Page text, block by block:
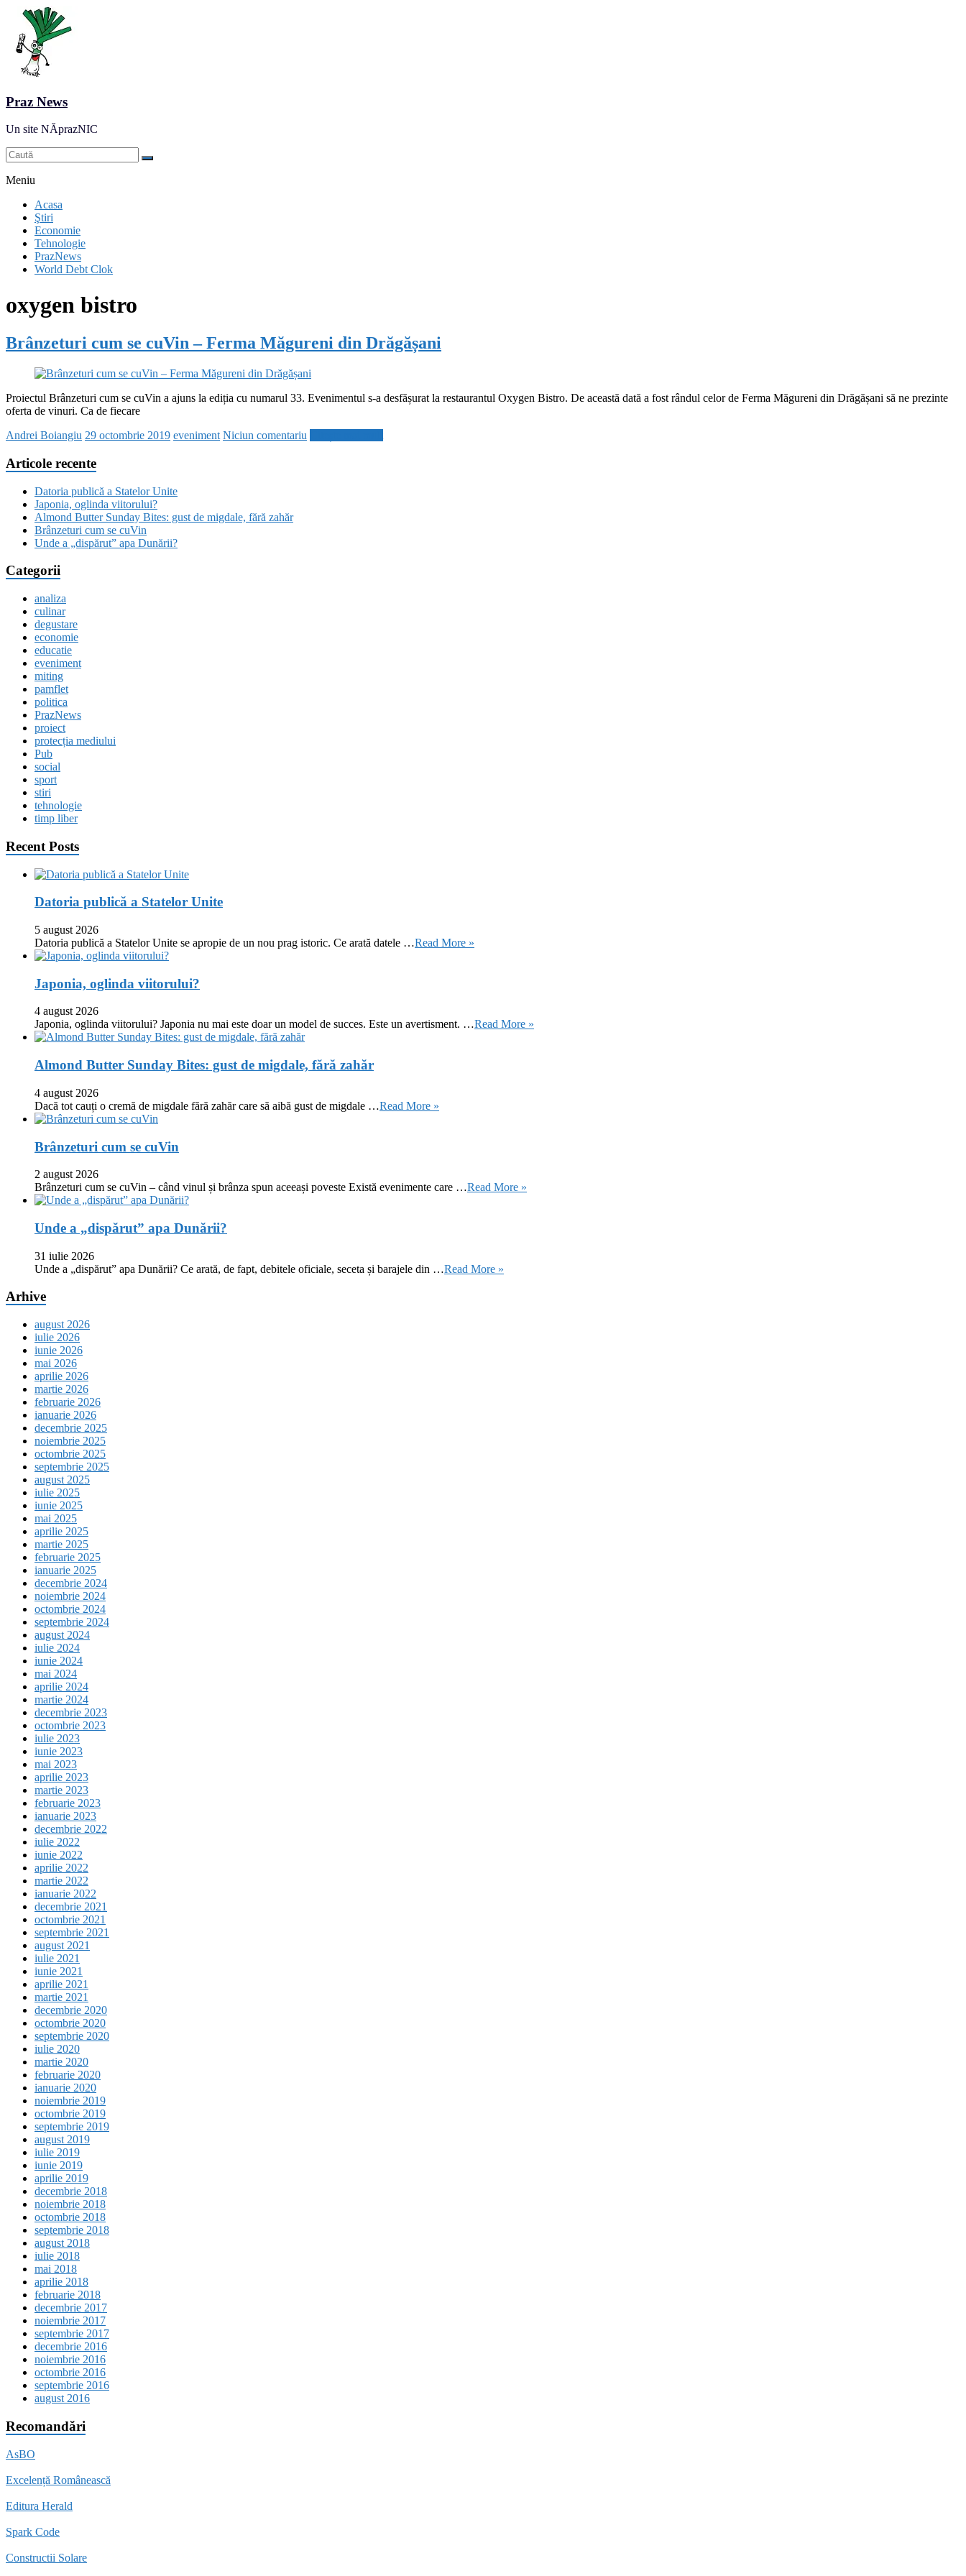
Praz News
Un site NĂprazNIC
Meniu
Acasa
Ştiri
Economie
Tehnologie
PrazNews
World Debt Clok
oxygen bistro
Brânzeturi cum se cuVin – Ferma Măgureni din Drăgășani
Proiectul Brânzeturi cum se cuVin a ajuns la ediția cu numarul 33. Evenimentul s-a desfășurat la restaurantul Oxygen Bistro. De această dată a fost rândul celor de Ferma Măgureni din Drăgășani să ne prezinte
oferta de vinuri. Ca de fiecare
Andrei Boiangiu 29 octombrie 2019 eveniment Niciun comentariu
Articole recente
Datoria publică a Statelor Unite
Japonia, oglinda viitorului?
Almond Butter Sunday Bites: gust de migdale, fără zahăr
Brânzeturi cum se cuVin
Unde a „dispărut” apa Dunării?
Categorii
analiza
culinar
degustare
economie
educatie
eveniment
miting
pamflet
politica
PrazNews
proiect
protecția mediului
Pub
social
sport
stiri
tehnologie
timp liber
Recent Posts
Datoria publică a Statelor Unite
5 august 2026
Datoria publică a Statelor Unite se apropie de un nou prag istoric. Ce arată datele …Read More »
Japonia, oglinda viitorului?
4 august 2026
Japonia, oglinda viitorului? Japonia nu mai este doar un model de succes. Este un avertisment. …Read More »
Almond Butter Sunday Bites: gust de migdale, fără zahăr
4 august 2026
Dacă tot cauți o cremă de migdale fără zahăr care să aibă gust de migdale …Read More »
Brânzeturi cum se cuVin
2 august 2026
Brânzeturi cum se cuVin – când vinul și brânza spun aceeași poveste Există evenimente care …Read More »
Unde a „dispărut” apa Dunării?
31 iulie 2026
Unde a „dispărut” apa Dunării? Ce arată, de fapt, debitele oficiale, seceta și barajele din …Read More »
Arhive
august 2026
iulie 2026
iunie 2026
mai 2026
aprilie 2026
martie 2026
februarie 2026
ianuarie 2026
decembrie 2025
noiembrie 2025
octombrie 2025
septembrie 2025
august 2025
iulie 2025
iunie 2025
mai 2025
aprilie 2025
martie 2025
februarie 2025
ianuarie 2025
decembrie 2024
noiembrie 2024
octombrie 2024
septembrie 2024
august 2024
iulie 2024
iunie 2024
mai 2024
aprilie 2024
martie 2024
decembrie 2023
octombrie 2023
iulie 2023
iunie 2023
mai 2023
aprilie 2023
martie 2023
februarie 2023
ianuarie 2023
decembrie 2022
iulie 2022
iunie 2022
aprilie 2022
martie 2022
ianuarie 2022
decembrie 2021
octombrie 2021
septembrie 2021
august 2021
iulie 2021
iunie 2021
aprilie 2021
martie 2021
decembrie 2020
octombrie 2020
septembrie 2020
iulie 2020
martie 2020
februarie 2020
ianuarie 2020
noiembrie 2019
octombrie 2019
septembrie 2019
august 2019
iulie 2019
iunie 2019
aprilie 2019
decembrie 2018
noiembrie 2018
octombrie 2018
septembrie 2018
august 2018
iulie 2018
mai 2018
aprilie 2018
februarie 2018
decembrie 2017
noiembrie 2017
septembrie 2017
decembrie 2016
noiembrie 2016
octombrie 2016
septembrie 2016
august 2016
Recomandări
AsBO
Excelență Românească
Editura Herald
Spark Code
Constructii Solare